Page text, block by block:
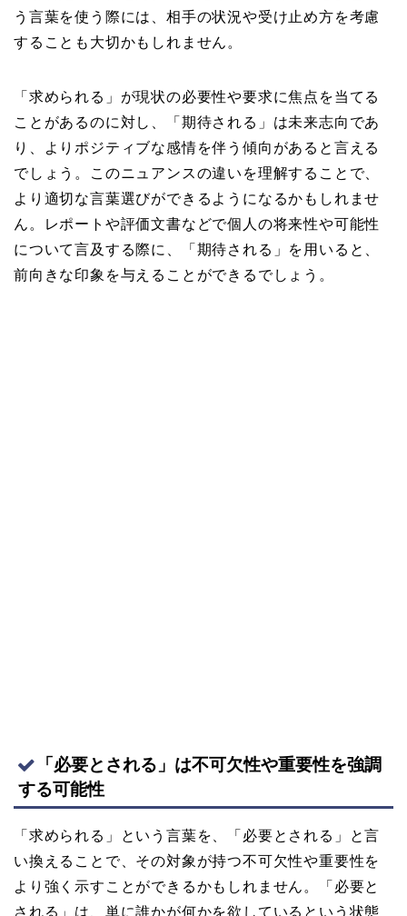
う言葉を使う際には、相手の状況や受け止め方を考慮
することも大切かもしれません。
「求められる」が現状の必要性や要求に焦点を当てる
ことがあるのに対し、「期待される」は未来志向であ
り、よりポジティブな感情を伴う傾向があると言える
でしょう。このニュアンスの違いを理解することで、
より適切な言葉選びができるようになるかもしれませ
ん。レポートや評価文書などで個人の将来性や可能性
について言及する際に、「期待される」を用いると、
前向きな印象を与えることができるでしょう。
「必要とされる」は不可欠性や重要性を強調
する可能性
「求められる」という言葉を、「必要とされる」と言
い換えることで、その対象が持つ不可欠性や重要性を
より強く示すことができるかもしれません。「必要と
される」は、単に誰かが何かを欲しているという状態